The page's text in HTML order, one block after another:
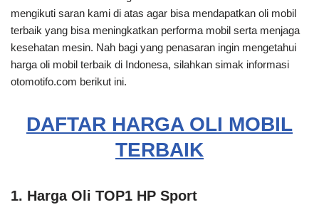
mengikuti saran kami di atas agar bisa mendapatkan oli mobil
terbaik yang bisa meningkatkan performa mobil serta menjaga
kesehatan mesin. Nah bagi yang penasaran ingin mengetahui
harga oli mobil terbaik di Indonesa, silahkan simak informasi
otomotifo.com berikut ini.
DAFTAR HARGA OLI MOBIL
TERBAIK
1. Harga Oli TOP1 HP Sport